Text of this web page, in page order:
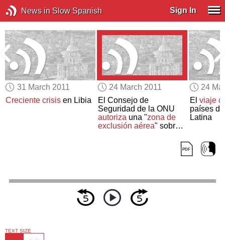
News in Slow Spanish Sign In
31 March 2011
Creciente crisis en Libia
24 March 2011
El Consejo de
Seguridad de la ONU
autorizauna "zona de
exclusión aérea" sobre
24
El viaje
países
Latina
TEXT SIZE